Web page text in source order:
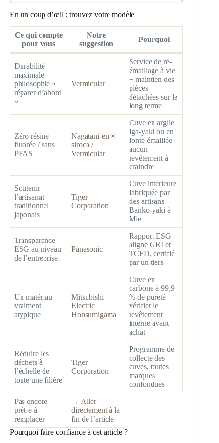
En un coup d’œil : trouvez votre modèle
Ce qui compte
pour vous
Notre
suggestion
Pourquoi
Durabilité
maximale —
philosophie «
réparer d’abord
»
Vermicular
Service de ré-
émaillage à vie
+ maintien des
pièces
détachées sur le
long terme
Zéro résine
fluorée / sans
PFAS
Nagatani-en ×
siroca /
Vermicular
Cuve en argile
Iga-yaki ou en
fonte émaillée :
aucun
revêtement à
craindre
Soutenir
l’artisanat
traditionnel
japonais
Tiger
Corporation
Cuve intérieure
fabriquée par
des artisans
Banko-yaki à
Mie
Transparence
ESG au niveau
de l’entreprise
Panasonic
Rapport ESG
aligné GRI et
TCFD, certifié
par un tiers
Un matériau
vraiment
atypique
Mitsubishi
Electric
Honsumigama
Cuve en
carbone à 99,9
% de pureté —
vérifier le
revêtement
interne avant
achat
Réduire les
déchets à
l’échelle de
toute une filière
Tiger
Corporation
Programme de
collecte des
cuves, toutes
marques
confondues
Pas encore
prêt·e à
remplacer
→ Aller
directement à la
fin de l’article
Pourquoi faire confiance à cet article ?